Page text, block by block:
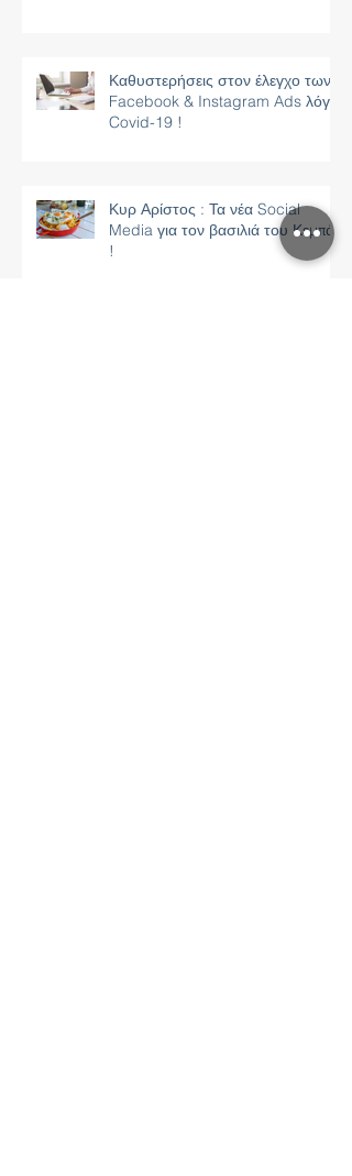
Καθυστερήσεις στον έλεγχο των
Facebook & Instagram Ads λόγω
Covid-19 !
Κυρ Αρίστος : Τα νέα Social
Media για τον βασιλιά του Κεμπάπ
!